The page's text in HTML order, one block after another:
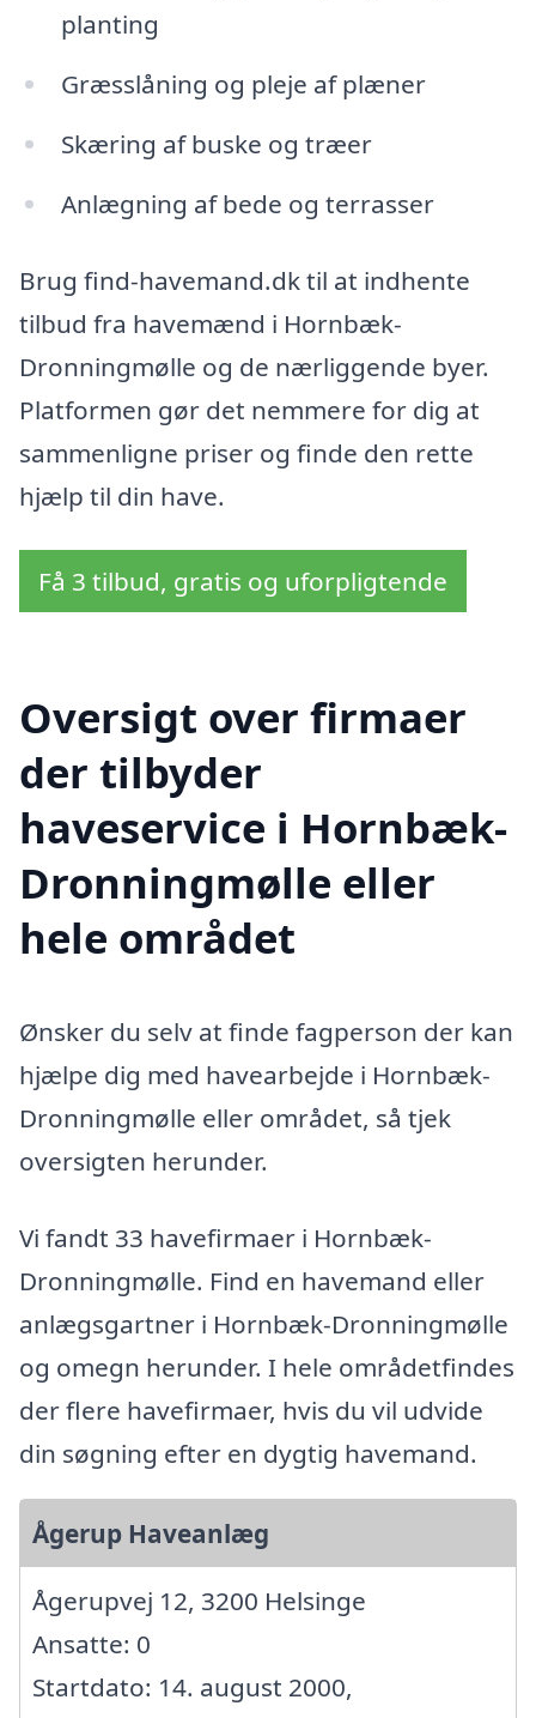
planting
Græsslåning og pleje af plæner
Skæring af buske og træer
Anlægning af bede og terrasser
Brug find-havemand.dk til at indhente
tilbud fra havemænd i Hornbæk-
Dronningmølle og de nærliggende byer.
Platformen gør det nemmere for dig at
sammenligne priser og finde den rette
hjælp til din have.
Få 3 tilbud, gratis og uforpligtende
Oversigt over firmaer
der tilbyder
haveservice i Hornbæk-
Dronningmølle eller
hele området
Ønsker du selv at finde fagperson der kan
hjælpe dig med havearbejde i Hornbæk-
Dronningmølle eller området, så tjek
oversigten herunder.
Vi fandt 33 havefirmaer i Hornbæk-
Dronningmølle. Find en havemand eller
anlægsgartner i Hornbæk-Dronningmølle
og omegn herunder. I hele områdetfindes
der flere havefirmaer, hvis du vil udvide
din søgning efter en dygtig havemand.
Ågerup Haveanlæg
Ågerupvej 12, 3200 Helsinge
Ansatte: 0
Startdato: 14. august 2000,